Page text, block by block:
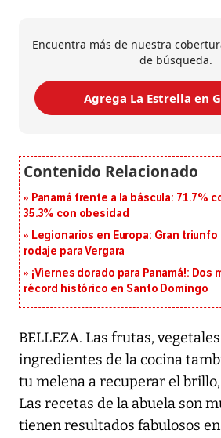
Encuentra más de nuestra
de búsqueda.
Agrega La Estrella en
Panamá frente a la báscula: 71.7%
35.3% con obesidad
Legionarios en Europa: Gran triunfo
rodaje para Vergara
¡Viernes dorado para Panamá!: Dos
récord histórico en Santo Domingo
BELLEZA. Las frutas,
ingredientes de la cocina
tu melena a recuperar el
Las recetas de la abuela son
tienen resultados fabulosos